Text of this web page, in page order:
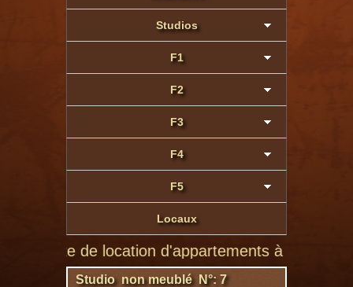
Studios
F1
F2
F3
F4
F5
Locaux
de location d'appartements à Montluçon de
Studio non meublé N°: 7